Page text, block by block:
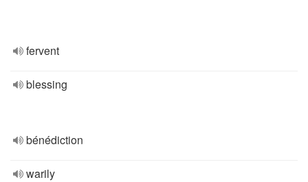
fervent
blessing
bénédiction
warily